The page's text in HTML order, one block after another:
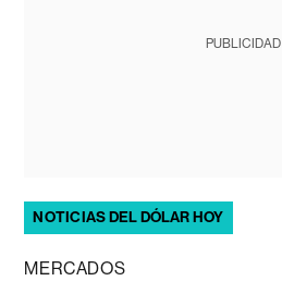
PUBLICIDAD
NOTICIAS DEL DÓLAR HOY
MERCADOS